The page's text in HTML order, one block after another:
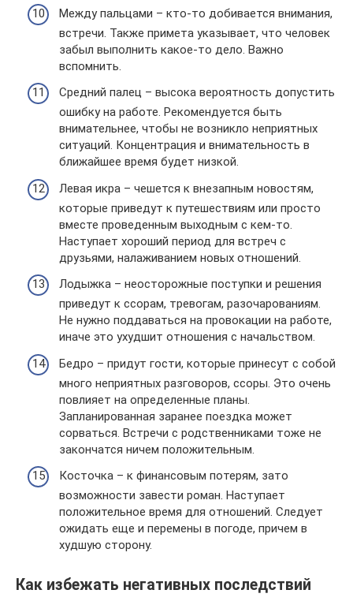
Между пальцами – кто-то добивается внимания,
встречи. Также примета указывает, что человек
забыл выполнить какое-то дело. Важно
вспомнить.
Средний палец – высока вероятность допустить
ошибку на работе. Рекомендуется быть
внимательнее, чтобы не возникло неприятных
ситуаций. Концентрация и внимательность в
ближайшее время будет низкой.
Левая икра – чешется к внезапным новостям,
которые приведут к путешествиям или просто
вместе проведенным выходным с кем-то.
Наступает хороший период для встреч с
друзьями, налаживанием новых отношений.
Лодыжка – неосторожные поступки и решения
приведут к ссорам, тревогам, разочарованиям.
Не нужно поддаваться на провокации на работе,
иначе это ухудшит отношения с начальством.
Бедро – придут гости, которые принесут с собой
много неприятных разговоров, ссоры. Это очень
повлияет на определенные планы.
Запланированная заранее поездка может
сорваться. Встречи с родственниками тоже не
закончатся ничем положительным.
Косточка – к финансовым потерям, зато
возможности завести роман. Наступает
положительное время для отношений. Следует
ожидать еще и перемены в погоде, причем в
худшую сторону.
Как избежать негативных последствий